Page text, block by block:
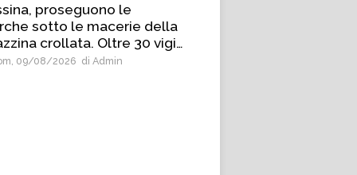
proseguono le
sotto le macerie della
crollata. Oltre 30 vigili
impegnati
09/08/2026 di Admin